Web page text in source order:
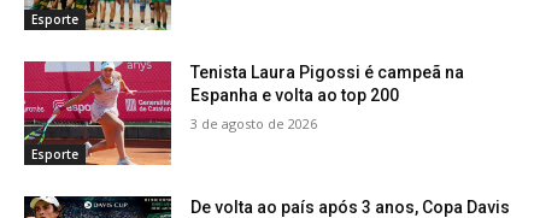
Esporte
Esporte
Tenista Laura Pigossi é campeã na
Espanha e volta ao top 200
3 de agosto de 2026
De volta ao país após 3 anos, Copa Davis